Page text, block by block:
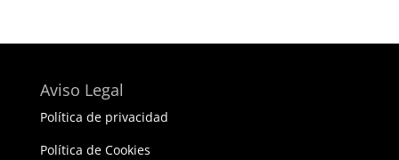
Aviso Legal
Política de privacidad
Política de Cookies